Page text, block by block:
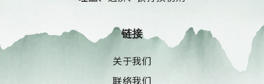
链接
关于我们
联络我们